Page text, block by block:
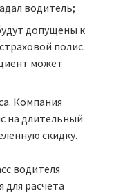
водитель;
допущены к
полис.
может
. Компания
на длительный
скидку.
водителя
расчета